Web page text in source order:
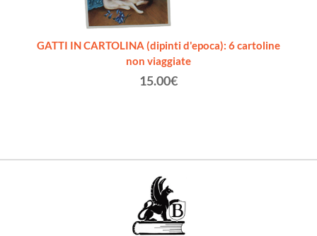
GATTI IN CARTOLINA (dipinti d'epoca): 6 cartoline
non viaggiate
15.00€